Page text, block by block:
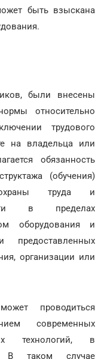
быть взыскана
были внесены
относительно
трудового
на владельца или
обязанность
(обучения)
труда и
в пределах
оборудования и
предоставленных
организации или
проводиться
современных
технологий, в
В таком случае